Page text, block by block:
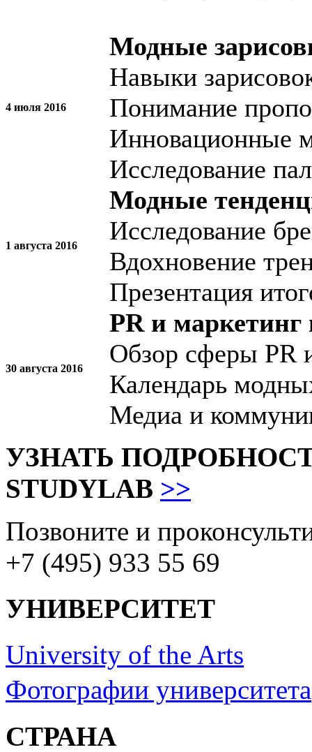
4 июля 2016
Модные
Навыки
Понимание
Инновационные
Исследование
1 августа 2016
Модные
Исследование
Вдохновение
Презентация
30 августа 2016
PR и
Обзор сферы PR
Календарь
Медиа и
УЗНАТЬ
STUDYLAB >>
Позвоните и
+7 (495) 933 55 69
УНИВЕРСИТЕТ
University of the Arts
Фотографии университета
СТРАНА